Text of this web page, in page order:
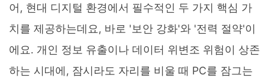
어, 현대 디지털 환경에서 필수적인 두 가지 핵심 가
치를 제공하는데요, 바로 '보안 강화'와 '전력 절약'이
에요. 개인 정보 유출이나 데이터 위변조 위험이 상존
하는 시대에, 잠시라도 자리를 비울 때 PC를 잠그는